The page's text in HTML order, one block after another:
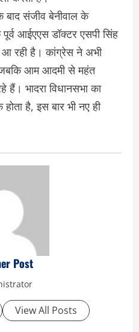
बाद संजीव बेनीवाल के
आईएएस डॉक्टर एसपी सिंह
आ रही है। कांग्रेस ने अभी
जबकि आम आदमी से महंत
हैं। भादरा विधानसभा का
है, इस बार भी नए ही
Post
View All Posts